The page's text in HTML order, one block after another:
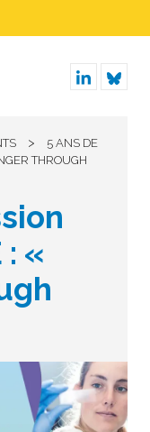
>
5 ANS DE
THROUGH
: «